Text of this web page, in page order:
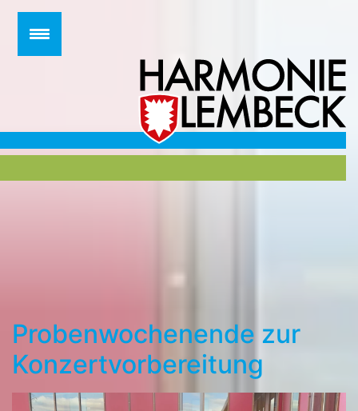
Zum
Inhalt
Probenwochenende zur
Konzertvorbereitung